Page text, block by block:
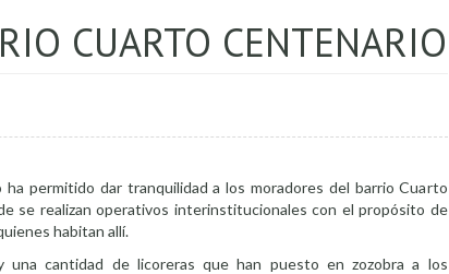
CUARTO CENTENARIO
ha permitido dar tranquilidad a los moradores del barrio Cuarto
se realizan operativos interinstitucionales con el propósito de
habitan allí.
una cantidad de licoreras que han puesto en zozobra a los